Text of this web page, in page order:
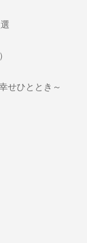
せひととき～